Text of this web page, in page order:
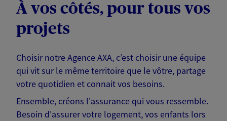
À vos côtés, pour tous vos
projets
Choisir notre Agence AXA, c’est choisir une équipe
qui vit sur le même territoire que le vôtre, partage
votre quotidien et connait vos besoins.
Ensemble, créons l'assurance qui vous ressemble.
Besoin d'assurer votre logement, vos enfants lors